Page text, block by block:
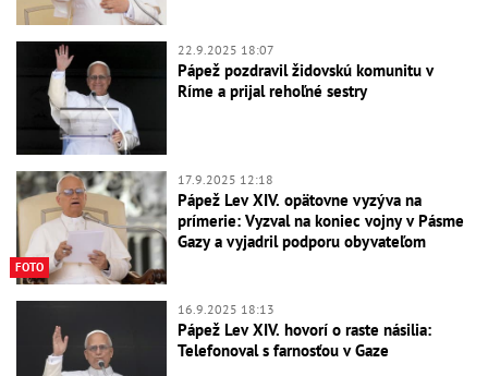
22.9.2025 18:07
Pápež pozdravil židovskú komunitu v
Ríme a prijal rehoľné sestry
FOTO
17.9.2025 12:18
Pápež Lev XIV. opätovne vyzýva na
prímerie: Vyzval na koniec vojny v Pásme
Gazy a vyjadril podporu obyvateľom
16.9.2025 18:13
Pápež Lev XIV. hovorí o raste násilia:
Telefonoval s farnosťou v Gaze